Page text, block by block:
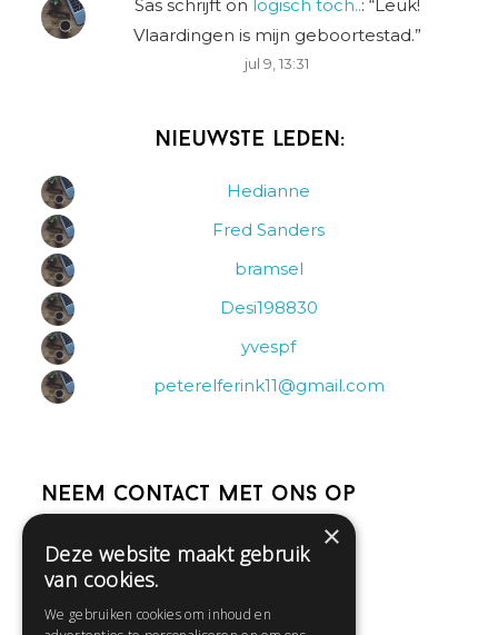
Sas schrijfton logisch toch..: “Leuk!
Vlaardingen is mijn geboortestad.”
jul 9, 13:31
Nieuwste leden:
Hedianne
Fred Sanders
bramsel
Desi198830
yvespf
peterelferink11@gmail.com
Neem contact met ons op
Help
Contact
×
Deze website maakt gebruik
van cookies.
We gebruiken cookies om inhoud en